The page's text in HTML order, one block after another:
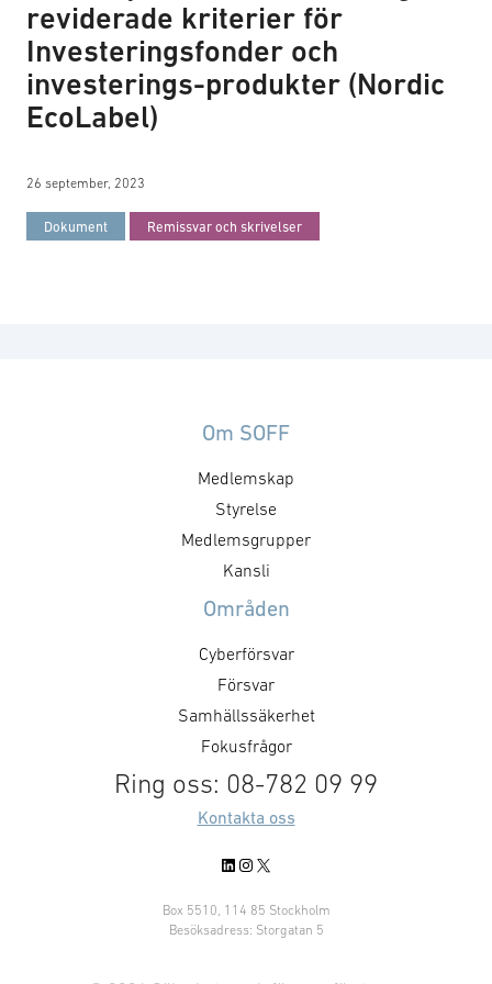
reviderade kriterier för
Investeringsfonder och
investerings-produkter (Nordic
EcoLabel)
26 september, 2023
Dokument Remissvar och skrivelser
Om SOFF
Medlemskap
Styrelse
Medlemsgrupper
Kansli
Områden
Cyberförsvar
Försvar
Samhällssäkerhet
Fokusfrågor
Ring oss: 08-782 09 99
Kontakta oss
LinkedIn
Instagram
X
Box 5510, 114 85 Stockholm
Besöksadress: Storgatan 5